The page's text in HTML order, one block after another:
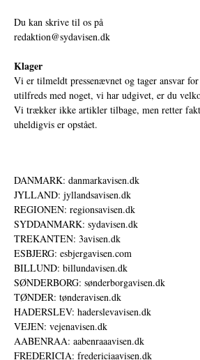
Du kan skrive til os på
redaktion@sydavisen.dk
Klager
Vi er tilmeldt pressenævnet og tager ansvar
utilfreds med noget, vi har udgivet, er du
Vi trækker ikke artikler tilbage, men retter
uheldigvis er opstået.
DANMARK: danmarkavisen.dk
JYLLAND: jyllandsavisen.dk
REGIONEN: regionsavisen.dk
SYDDANMARK: sydavisen.dk
TREKANTEN: 3avisen.dk
ESBJERG: esbjergavisen.com
BILLUND: billundavisen.dk
SØNDERBORG: sønderborgavisen.dk
TØNDER: tønderavisen.dk
HADERSLEV: haderslevavisen.dk
VEJEN: vejenavisen.dk
AABENRAA: aabenraaavisen.dk
FREDERICIA: fredericiaavisen.dk